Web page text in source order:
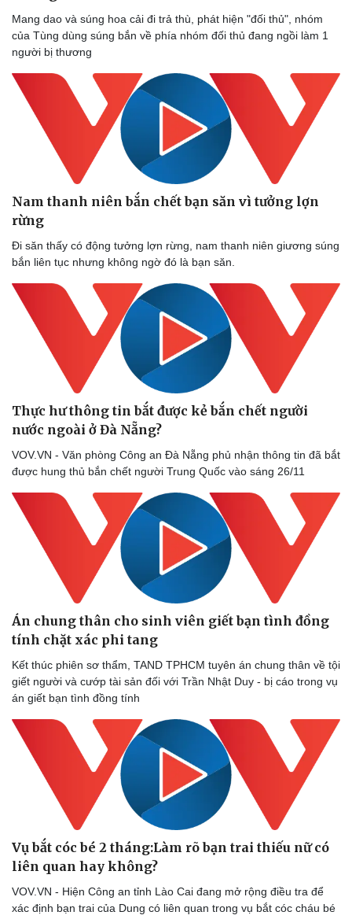
Sân khấu - Điện ảnh
Văn học
Âm nhạc
Di sản
Nghệ sĩ
Thời trang
Sao Việt
Mang dao và súng hoa cải đi trả thù, phát hiện "đối thủ", nhóm
của Tùng dùng súng bắn về phía nhóm đối thủ đang ngồi làm 1
người bị thương
Nam thanh niên bắn chết bạn săn vì tưởng lợn
rừng
Đi săn thấy có động tưởng lợn rừng, nam thanh niên giương súng
bắn liên tục nhưng không ngờ đó là bạn săn.
Thực hư thông tin bắt được kẻ bắn chết người
nước ngoài ở Đà Nẵng?
VOV.VN - Văn phòng Công an Đà Nẵng phủ nhận thông tin đã bắt
được hung thủ bắn chết người Trung Quốc vào sáng 26/11
Án chung thân cho sinh viên giết bạn tình đồng
tính chặt xác phi tang
Kết thúc phiên sơ thẩm, TAND TPHCM tuyên án chung thân về tội
giết người và cướp tài sản đối với Trần Nhật Duy - bị cáo trong vụ
án giết bạn tình đồng tính
Vụ bắt cóc bé 2 tháng:Làm rõ bạn trai thiếu nữ có
liên quan hay không?
VOV.VN - Hiện Công an tỉnh Lào Cai đang mở rộng điều tra để
xác định bạn trai của Dung có liên quan trong vụ bắt cóc cháu bé